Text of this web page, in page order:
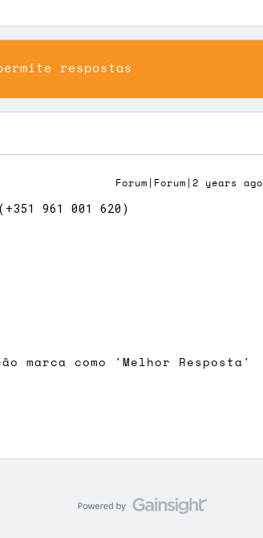
respostas
Forum|Forum|2 years ago
961 001 620)
marca como 'Melhor Resposta'